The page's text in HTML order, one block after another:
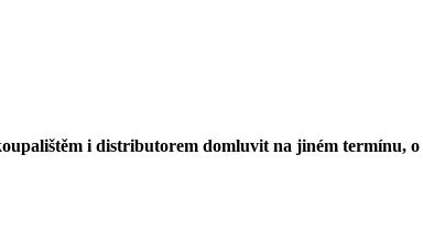
i distributorem domluvit na jiném termínu,